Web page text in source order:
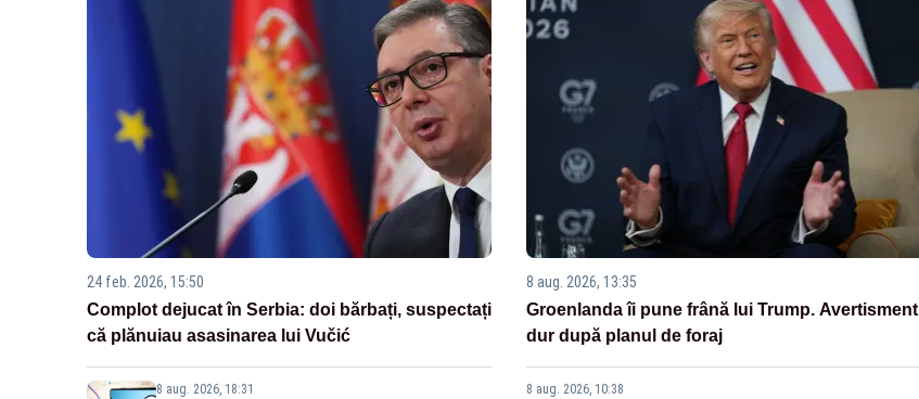
24 feb. 2026, 15:50
Complot dejucat în Serbia: doi bărbați, suspectați
că plănuiau asasinarea lui Vučić
8 aug. 2026, 18:31
8 aug. 2026, 13:35
Groenlanda îi pune frână lui Trump. Avertisment
dur după planul de foraj
8 aug. 2026, 10:38